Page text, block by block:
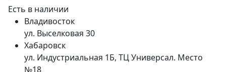
Есть в наличии
Владивосток
ул. Выселковая 30
Хабаровск
ул. Индустриальная 1Б, ТЦ Универсал. Место
№18